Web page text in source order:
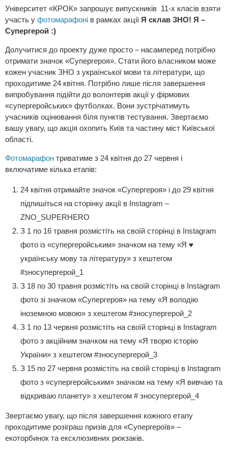
Університет «КРОК» запрошує випускників 11-х класів взяти
участь у фотомарафоні в рамках акції Я склав ЗНО! Я –
Супергерой :)
Долучитися до проекту дуже просто – насамперед потрібно
отримати значок «Супергероя». Стати його власником може
кожен учасник ЗНО з української мови та літератури, що
проходитиме 24 квітня. Потрібно лише після завершення
випробування підійти до волонтерів акції у фірмових
«супергеройських» футболках. Вони зустрічатимуть
учасників оцінювання біля пунктів тестування. Звертаємо
вашу увагу, що акція охопить Київ та частину міст Київської
області.
Фотомарафон триватиме з 24 квітня до 27 червня і
включатиме кілька етапів:
24 квітня отримайте значок «Супергероя» і до 29 квітня
підпишіться на сторінку акції в Instagram –
ZNO_SUPERHERO
З 1 по 16 травня розмістіть на своїй сторінці в Instagram
фото із «супергеройським» значком на тему «Я ♥
українську мову та літературу» з хештегом
#зносупергерой_1
З 18 по 30 травня розмістіть на своїй сторінці в Instagram
фото зі значком «Супергероя» на тему «Я володію
іноземною мовою» з хештегом #зносупергерой_2
З 1 по 13 червня розмістіть на своїй сторінці в Instagram
фото з акційним значком на тему «Я творю історію
України» з хештегом #зносупергерой_3
З 15 по 27 червня розмістіть на своїй сторінці в Instagram
фото з «супергеройським» значком на тему «Я вивчаю та
відкриваю планету» з хештегом # зносупергерой_4
Звертаємо увагу, що після завершення кожного етапу
проходитиме розіграш призів для «Супергероїв» –
екоторбинок та ексклюзивних рюкзаків.